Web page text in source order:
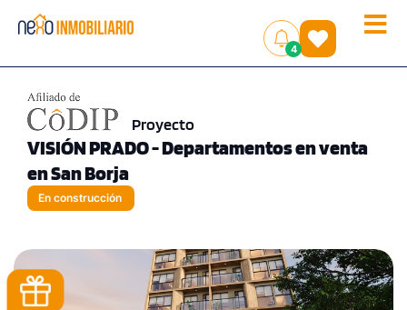
Toggle
4
()
Proyecto
VISIÓN PRADO - Departamentos en venta
en San Borja
En construcción